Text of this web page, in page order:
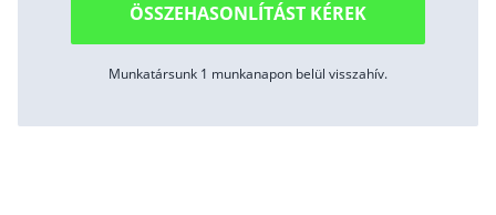
ÖSSZEHASONLÍTÁST KÉREK
Munkatársunk 1 munkanapon belül visszahív.